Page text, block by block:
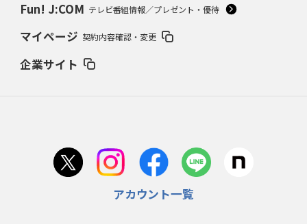
Fun! J:COM テレビ番組情報／プレゼント・優待
マイページ 契約内容確認・変更
企業サイト
アカウント一覧